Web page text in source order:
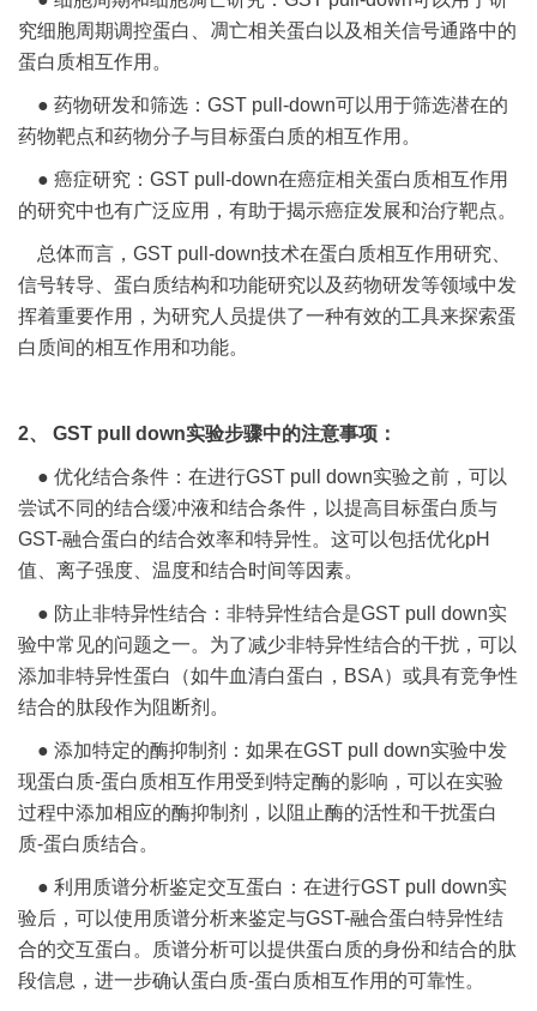
究细胞周期调控蛋白、凋亡相关蛋白以及相关信号通路中的
蛋白质相互作用。
● 药物研发和筛选：GST pull-down可以用于筛选潜在的
药物靶点和药物分子与目标蛋白质的相互作用。
● 癌症研究：GST pull-down在癌症相关蛋白质相互作用
的研究中也有广泛应用，有助于揭示癌症发展和治疗靶点。
总体而言，GST pull-down技术在蛋白质相互作用研究、
信号转导、蛋白质结构和功能研究以及药物研发等领域中发
挥着重要作用，为研究人员提供了一种有效的工具来探索蛋
白质间的相互作用和功能。
2、 GST pull down实验步骤中的注意事项：
● 优化结合条件：在进行GST pull down实验之前，可以
尝试不同的结合缓冲液和结合条件，以提高目标蛋白质与
GST-融合蛋白的结合效率和特异性。这可以包括优化pH
值、离子强度、温度和结合时间等因素。
● 防止非特异性结合：非特异性结合是GST pull down实
验中常见的问题之一。为了减少非特异性结合的干扰，可以
添加非特异性蛋白（如牛血清白蛋白，BSA）或具有竞争性
结合的肽段作为阻断剂。
● 添加特定的酶抑制剂：如果在GST pull down实验中发
现蛋白质-蛋白质相互作用受到特定酶的影响，可以在实验
过程中添加相应的酶抑制剂，以阻止酶的活性和干扰蛋白
质-蛋白质结合。
● 利用质谱分析鉴定交互蛋白：在进行GST pull down实
验后，可以使用质谱分析来鉴定与GST-融合蛋白特异性结
合的交互蛋白。质谱分析可以提供蛋白质的身份和结合的肽
段信息，进一步确认蛋白质-蛋白质相互作用的可靠性。